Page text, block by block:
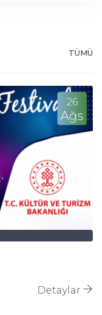
TÜMÜ
26
Ağs
Detaylar